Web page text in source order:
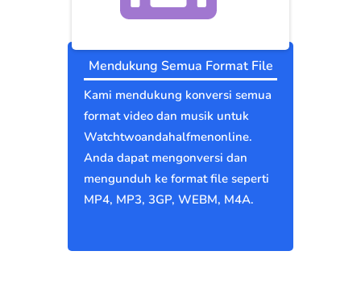
Mendukung Semua Format File
Kami mendukung konversi semua
format video dan musik untuk
Watchtwoandahalfmenonline.
Anda dapat mengonversi dan
mengunduh ke format file seperti
MP4, MP3, 3GP, WEBM, M4A.